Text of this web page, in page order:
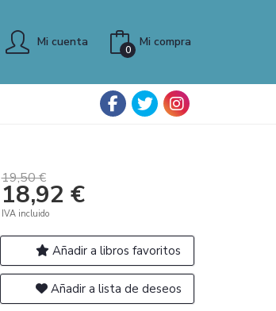
Mi cuenta Mi compra
0
19,50 €
18,92 €
IVA incluido
Añadir a libros favoritos
Añadir a lista de deseos